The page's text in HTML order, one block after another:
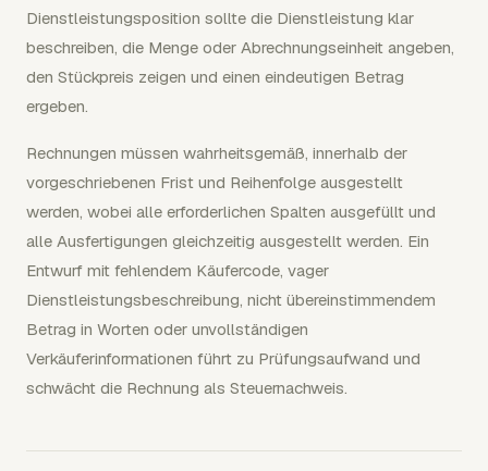
Dienstleistungsposition sollte die Dienstleistung klar
beschreiben, die Menge oder Abrechnungseinheit angeben,
den Stückpreis zeigen und einen eindeutigen Betrag
ergeben.
Rechnungen müssen wahrheitsgemäß, innerhalb der
vorgeschriebenen Frist und Reihenfolge ausgestellt
werden, wobei alle erforderlichen Spalten ausgefüllt und
alle Ausfertigungen gleichzeitig ausgestellt werden. Ein
Entwurf mit fehlendem Käufercode, vager
Dienstleistungsbeschreibung, nicht übereinstimmendem
Betrag in Worten oder unvollständigen
Verkäuferinformationen führt zu Prüfungsaufwand und
schwächt die Rechnung als Steuernachweis.